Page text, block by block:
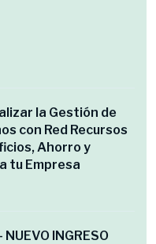
la Gestión de
con Red Recursos
Ahorro y
tu Empresa
INGRESO